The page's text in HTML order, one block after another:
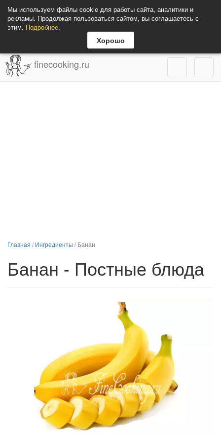
Мы используем файлы cookie для работы сайта, аналитики и
рекламы. Продолжая пользоваться сайтом, вы соглашаетесь с
этим. Подробнее.
Хорошо
finecooking.ru
Главная /Ингредиенты /Банан
Банан - Постные блюда